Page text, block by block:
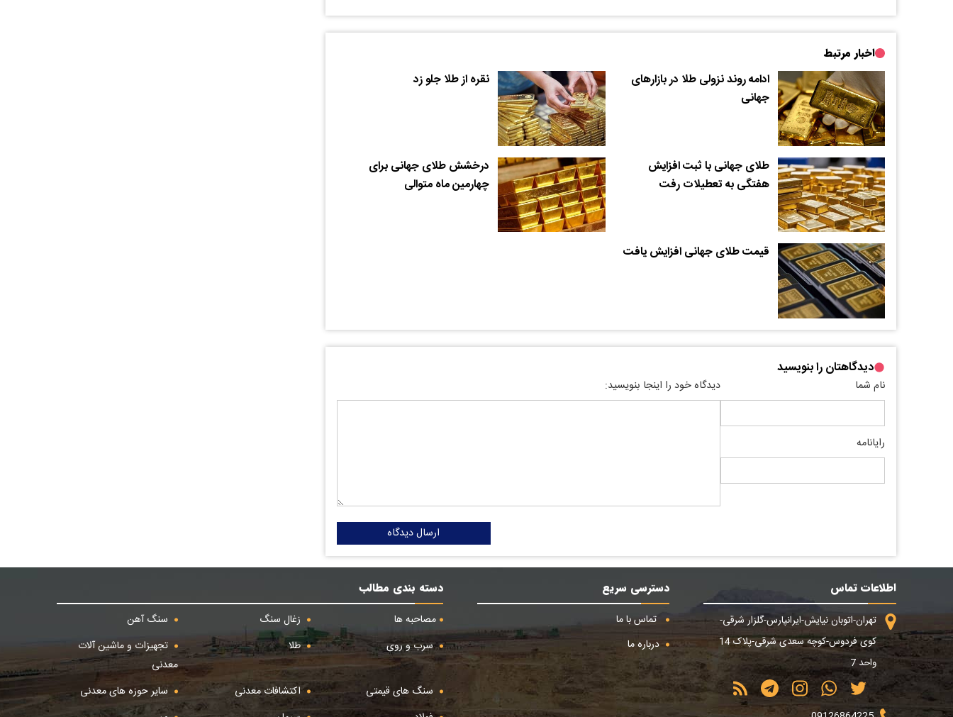
اخبار مرتبط
ادامه روند نزولی طلا در بازارهای
جهانی
نقره از طلا جلو زد
طلای جهانی با ثبت افزایش
هفتگی به تعطیلات رفت
درخشش طلای جهانی برای
چهارمین ماه متوالی
قیمت طلای جهانی افزایش یافت
دیدگاهتان را بنویسید
نام شما
رایانامه
دیدگاه خود را اینجا بنویسید:
ارسال دیدگاه
اطلاعات تماس
تهران-اتوبان نیایش-ایرانپارس-گلزار شرقی-
کوی فردوس-کوچه سعدی شرقی-پلاک 14
واحد 7
دسترسی سریع
تماس با ما
درباره ما
دسته بندی مطالب
مصاحبه ها
زغال سنگ
سنگ آهن
سرب و روی
طلا
تجهیزات و ماشین آلات
معدنی
سنگ های قیمتی
اکتشافات معدنی
سایر حوزه های معدنی